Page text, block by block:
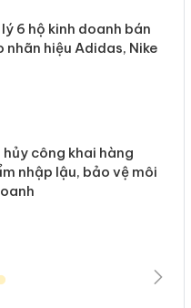
lý 6 hộ kinh doanh bán
nhãn hiệu Adidas, Nike
hủy công khai hàng
nhập lậu, bảo vệ môi